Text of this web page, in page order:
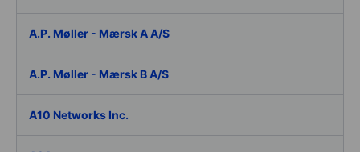
A.P. Møller - Mærsk A A/S
A.P. Møller - Mærsk B A/S
A10 Networks Inc.